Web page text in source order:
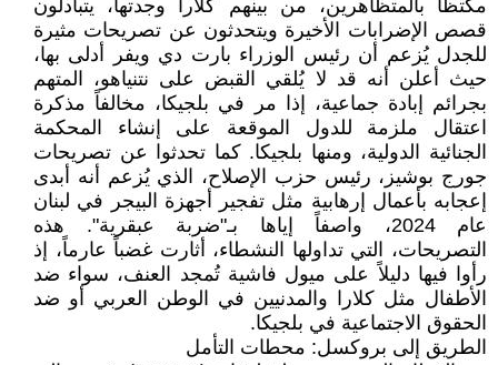
مكتظاً بالمتظاهرين، من بينهم كلارا وجدتها، يتبادلون
قصص الإضرابات الأخيرة ويتحدثون عن تصريحات مثيرة
للجدل يُزعم أن رئيس الوزراء بارت دي ويفر أدلى بها،
حيث أعلن أنه قد لا يُلقي القبض على نتنياهو، المتهم
بجرائم إبادة جماعية، إذا مر في بلجيكا، مخالفاً مذكرة
اعتقال ملزمة للدول الموقعة على إنشاء المحكمة
الجنائية الدولية، ومنها بلجيكا. كما تحدثوا عن تصريحات
جورج بوشيز، رئيس حزب الإصلاح، الذي يُزعم أنه أبدى
إعجابه بأعمال إرهابية مثل تفجير أجهزة البيجر في لبنان
عام 2024، واصفاً إياها بـ"ضربة عبقرية". هذه
التصريحات، التي تداولها النشطاء، أثارت غضباً عارماً، إذ
رأوا فيها دليلاً على ميول فاشية تُمجد العنف، سواء ضد
الأطفال مثل كلارا والمدنيين في الوطن العربي أو ضد
الحقوق الاجتماعية في بلجيكا.
الطريق إلى بروكسل: محطات التأمل